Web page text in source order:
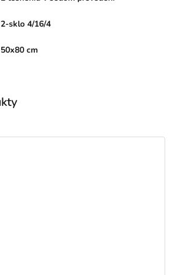
2-sklo 4/16/4
50x80 cm